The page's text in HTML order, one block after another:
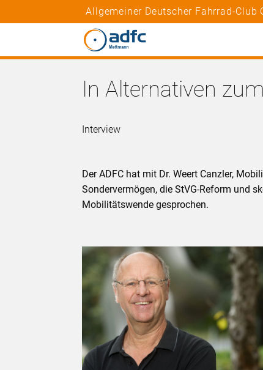
Allgemeiner Deutscher Fahrrad-Club
In Alternativen
Interview
Der ADFC hat mit Dr. Weert Canzler,
Sondervermögen, die StVG-Reform und
Mobilitätswende gesprochen.